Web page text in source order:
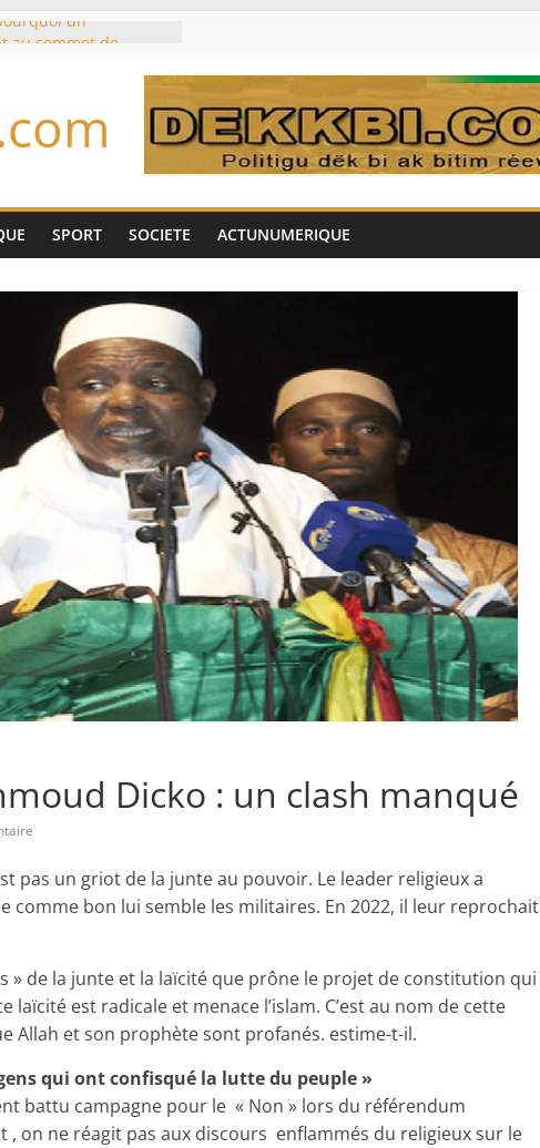
un
que Paul Biya est hors
sur le marché des
par l’IA, dominé par
d’un accord
à TikTok pour tirer
de ses univers
l’affaire Mehdi
la coopération
le narcotrafic
SPORT SOCIETE ACTUNUMERIQUE
Dicko : un clash manqué
pas un griot de la junte au pouvoir. Le leader religieux a
comme bon lui semble les militaires. En 2022, il leur reprochait
» de la junte et la laïcité que prône le projet de constitution qui
laïcité est radicale et menace l’islam. C’est au nom de cette
Allah et son prophète sont profanés. estime-t-il.
qui ont confisqué la lutte du peuple »
battu campagne pour le « Non » lors du référendum
, on ne réagit pas aux discours enflammés du religieux sur le